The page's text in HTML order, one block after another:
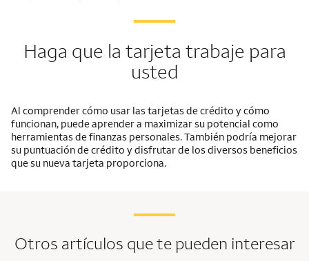
Haga que la tarjeta trabaje para
usted
Al comprender cómo usar las tarjetas de crédito y cómo
funcionan, puede aprender a maximizar su potencial como
herramientas de finanzas personales. También podría mejorar
su puntuación de crédito y disfrutar de los diversos beneficios
que su nueva tarjeta proporciona.
Otros artículos que te pueden interesar